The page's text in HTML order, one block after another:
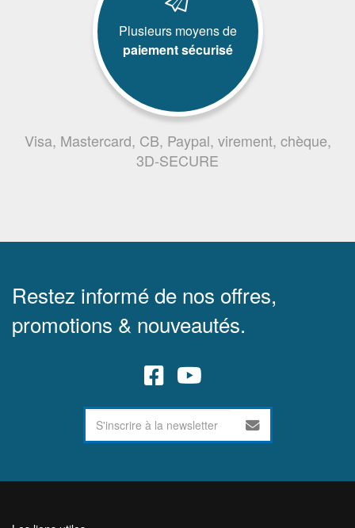
Plusieurs moyens de
paiement sécurisé
Visa, Mastercard, CB, Paypal, virement, chèque,
3D-SECURE
Restez informé de nos offres,
promotions & nouveautés.